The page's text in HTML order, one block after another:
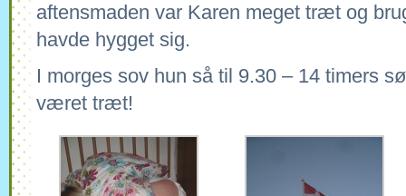
aftensmaden var Karen meget træt og
havde hygget sig.
I morges sov hun så til 9.30 – 14 timers
været træt!